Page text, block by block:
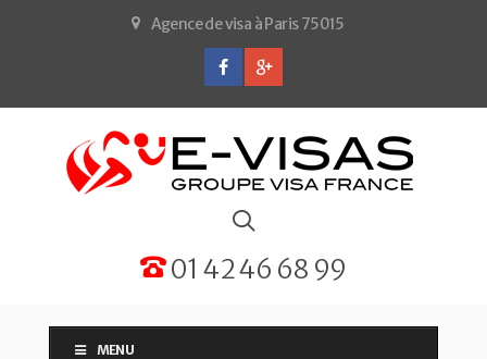
Agence de visa à Paris 75015
01 42 46 68 99
MENU